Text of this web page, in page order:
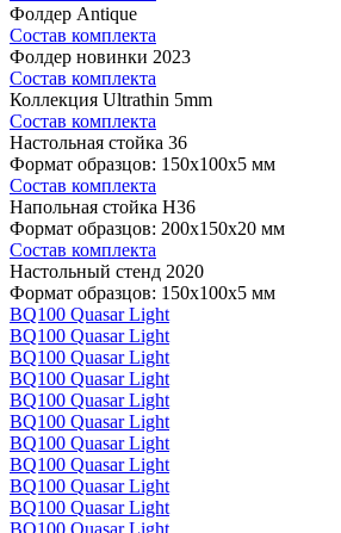
Фолдер Antique
Состав комплекта
Фолдер новинки 2023
Состав комплекта
Коллекция Ultrathin 5mm
Состав комплекта
Настольная стойка 36
Формат образцов: 150x100x5 мм
Состав комплекта
Напольная стойка H36
Формат образцов: 200x150x20 мм
Состав комплекта
Настольный стенд 2020
Формат образцов: 150x100x5 мм
BQ100 Quasar Light
BQ100 Quasar Light
BQ100 Quasar Light
BQ100 Quasar Light
BQ100 Quasar Light
BQ100 Quasar Light
BQ100 Quasar Light
BQ100 Quasar Light
BQ100 Quasar Light
BQ100 Quasar Light